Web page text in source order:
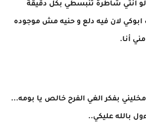
لو انتي شاطرة تنبسطي بكل دقيقة
لان فيه دلع و حنيه مش موجوده
أنا.
بفكر الغي الفرح خالص يا بومه...
بالله عليكي..